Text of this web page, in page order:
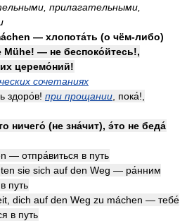
прилагательными,
— хлопота́ть (о чём-либо)
Mühe! — не беспоко́йтесь!,
церемо́ний!
сочетаниях
здоро́в! при прощании , пока́!,
ничего́ (не зна́чит), э́то не беда́
— отпра́виться в путь
sie sich auf den Weg — ра́нним
путь
dich auf den Weg zu máchen — тебе́
в путь